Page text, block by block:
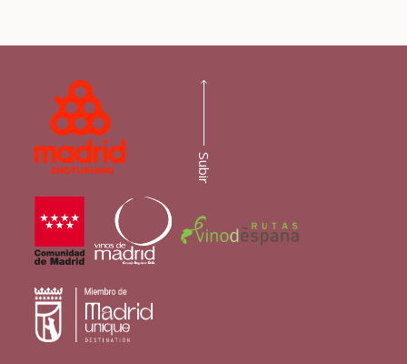
Subir